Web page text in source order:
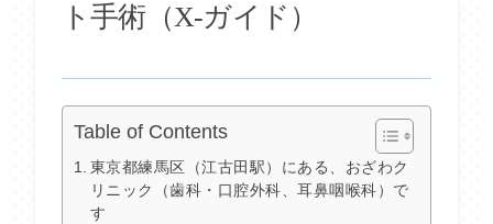
ト手術（X-ガイド）
Table of Contents
東京都練馬区（江古田駅）にある、おざわク
リニック（歯科・口腔外科、耳鼻咽喉科）で
す